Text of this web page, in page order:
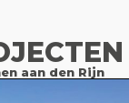
aan den Rijn